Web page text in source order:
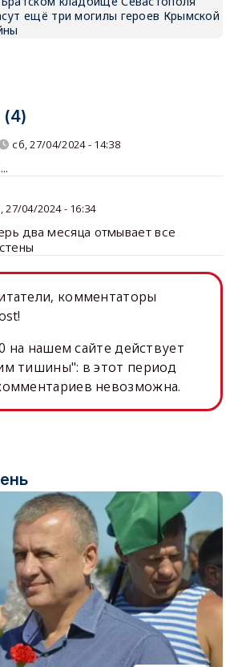
ещё три могилы героев Крымской
сб, 27/04/2024 - 14:38
27/04/2024 - 16:34
два месяца отмывает все
комментаторы
на нашем сайте действует
тишины": в этот период
невозможна.